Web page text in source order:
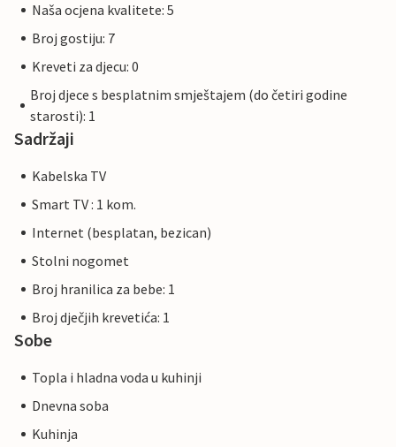
Naša ocjena kvalitete: 5
Broj gostiju: 7
Kreveti za djecu: 0
Broj djece s besplatnim smještajem (do četiri godine
starosti): 1
Sadržaji
Kabelska TV
Smart TV : 1 kom.
Internet (besplatan, bezican)
Stolni nogomet
Broj hranilica za bebe: 1
Broj dječjih krevetića: 1
Sobe
Topla i hladna voda u kuhinji
Dnevna soba
Kuhinja